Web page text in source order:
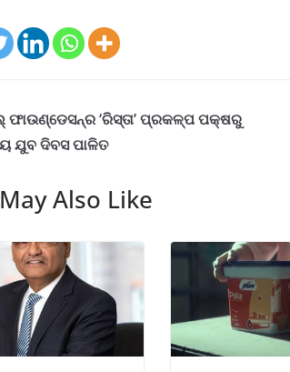
ଫାଉଣ୍ଡେସନ୍‌ର ‘ରିସ୍ତା’ ପ୍ରକଳ୍ପ ପକ୍ଷରୁ
ଯୁବ ଦିବସ ପାଳିତ
Also Like